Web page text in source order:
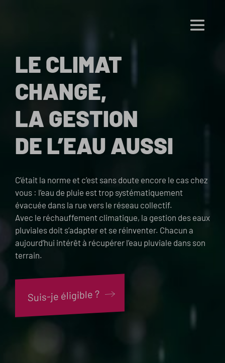
LE CLIMAT
CHANGE,
LA GESTION
DE L’EAU AUSSI
C’était la norme et c’est sans doute encore le cas chez
vous : l’eau de pluie est trop systématiquement
évacuée dans la rue vers le réseau collectif.
Avec le réchauffement climatique, la gestion des eaux
pluviales doit s’adapter et se réinventer. Chacun a
aujourd’hui intérêt à récupérer l’eau pluviale dans son
terrain.
Suis-je éligible ?